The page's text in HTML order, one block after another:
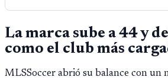
La marca sube a 44 y
como el club más
MLSSoccer abrió su balance con un